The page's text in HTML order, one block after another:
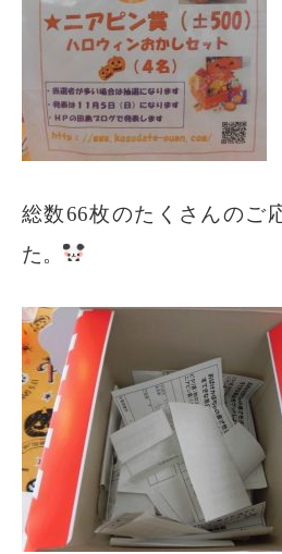
総数66枚のたくさんのご
た。